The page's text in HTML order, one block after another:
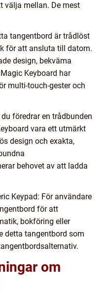
välja mellan. De mest
tangentbord är trådlöst
för att ansluta till datorn.
design, bekväma
Keyboard har
multi-touch-gester och
föredrar en trådbunden
vara ett utmärkt
design och exakta,
behovet av att ladda
Keypad: För användare
för att
bokföring eller
detta tangentbord som
om